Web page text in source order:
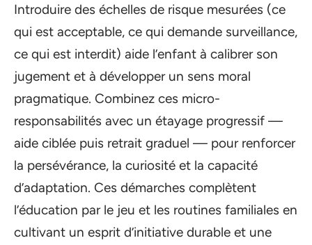
Introduire des échelles de risque mesurées (ce
qui est acceptable, ce qui demande surveillance,
ce qui est interdit) aide l’enfant à calibrer son
jugement et à développer un sens moral
pragmatique. Combinez ces micro-
responsabilités avec un étayage progressif —
aide ciblée puis retrait graduel — pour renforcer
la persévérance, la curiosité et la capacité
d’adaptation. Ces démarches complètent
l’éducation par le jeu et les routines familiales en
cultivant un esprit d’initiative durable et une